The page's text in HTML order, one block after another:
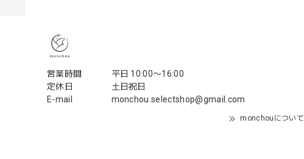
営業時間
平日 10:00〜16:00
定休日
土日祝日
E-mail
monchou.selectshop@gmail.com
monchouについて